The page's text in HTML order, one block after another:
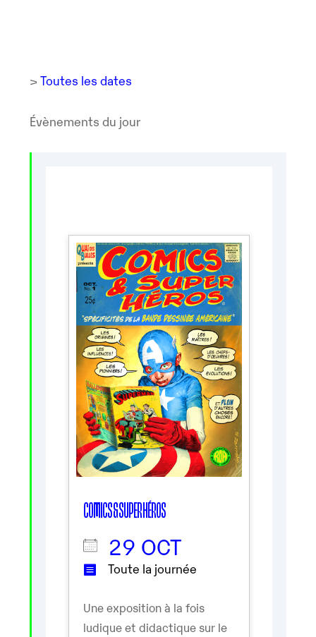
> Toutes les dates
Évènements du jour
COMICS & SUPER HÉROS
29 OCT
Toute la journée
Une exposition à la fois
ludique et didactique sur le